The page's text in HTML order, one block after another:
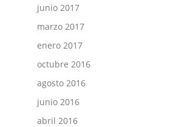
junio 2017
marzo 2017
enero 2017
octubre 2016
agosto 2016
junio 2016
abril 2016